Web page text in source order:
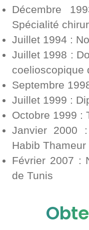
Décembre
Spécialité
Juillet 1994 :
Juillet 1998 :
coelioscopique
Septembre
Juillet 1999 :
Octobre 1999 :
Janvier 2000
Habib Thameur
Février 2007 :
de Tunis